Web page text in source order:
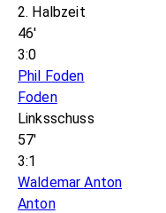
2. Halbzeit
46'
3:0
Phil Foden
Foden
Linksschuss
57'
3:1
Waldemar Anton
Anton